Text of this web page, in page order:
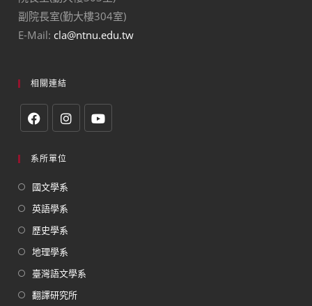
副院長室(勤大樓304室)
E-Mail: cla@ntnu.edu.tw
相關連結
系所單位
國文學系
英語學系
歷史學系
地理學系
臺灣語文學系
翻譯研究所